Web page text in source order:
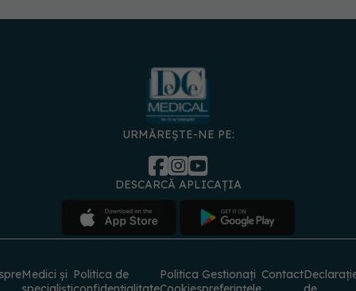
URMĂREȘTE-NE PE:
DESCARCĂ APLICAȚIA
Medici și Politica de
Politica Gestionați Contact